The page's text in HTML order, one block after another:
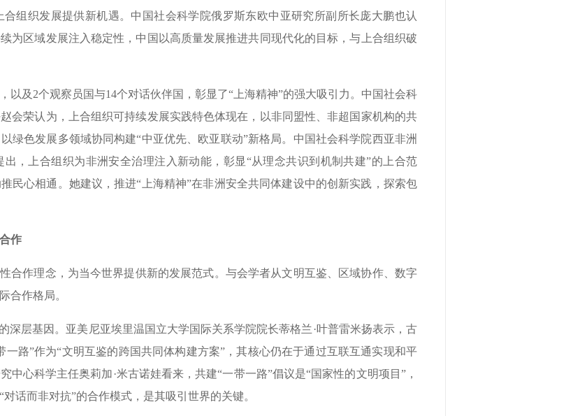
组织发展提供新机遇。中国社会科学院俄罗斯东欧中亚研究所副所长庞大鹏也认
为区域发展注入稳定性，中国以高质量发展推进共同现代化的目标，与上合组织破
及2个观察员国与14个对话伙伴国，彰显了“上海精神”的强大吸引力。中国社会科
会荣认为，上合组织可持续发展实践特色体现在，以非同盟性、非超国家机构的共
绿色发展多领域协同构建“中亚优先、欧亚联动”新格局。中国社会科学院西亚非洲
，上合组织为非洲安全治理注入新动能，彰显“从理念共识到机制共建”的上合范
民心相通。她建议，推进“上海精神”在非洲安全共同体建设中的创新实践，探索包
作
作理念，为当今世界提供新的发展范式。与会学者从文明互鉴、区域协作、数字
合作格局。
层基因。亚美尼亚埃里温国立大学国际关系学院院长蒂格兰·叶普雷米扬表示，古
路”作为“文明互鉴的跨国共同体构建方案”，其核心仍在于通过互联互通实现和平
中心科学主任奥莉加·米古诺娃看来，共建“一带一路”倡议是“国家性的文明项目”，
话而非对抗”的合作模式，是其吸引世界的关键。